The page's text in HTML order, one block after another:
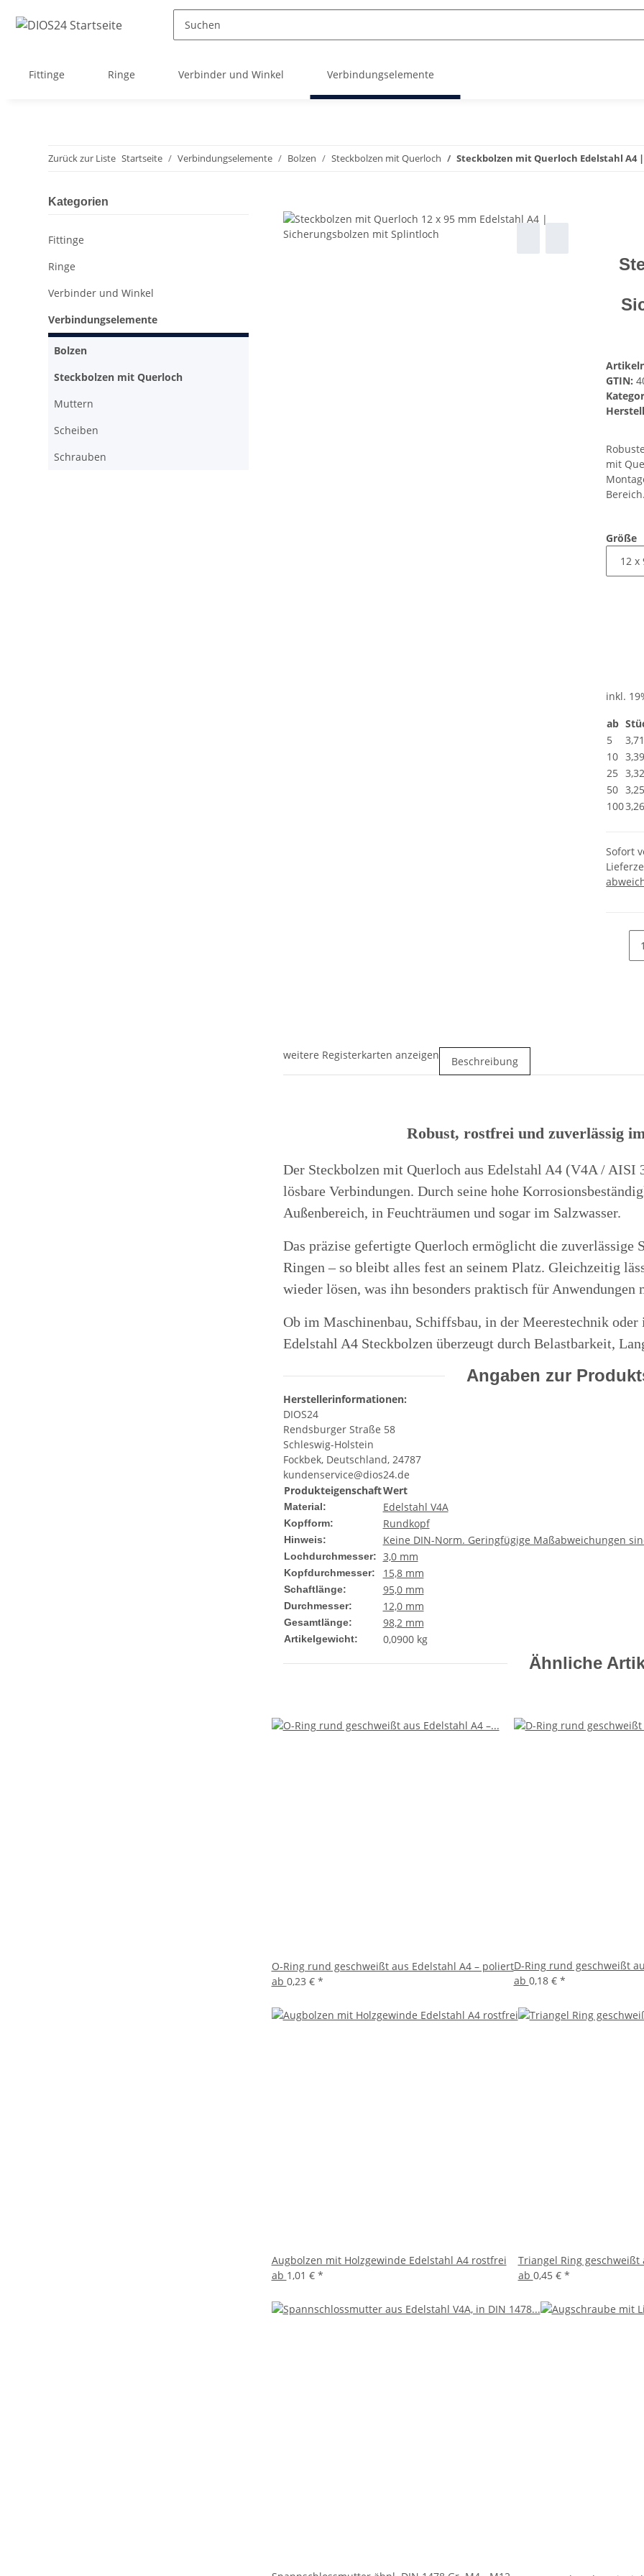
Fittinge Ringe Verbinder und Winkel Verbindungselemente
Zurück zur Liste Startseite Verbindungselemente Bolzen Steckbolzen mit Querloch Steckbolzen mit Querloch Edelstahl
GTIN:
mit
Größe
inkl.
ab
5
10
25
50
100
Sofort
weitere Registerkarten anzeigen Beschreibung
Robust, rostfrei und zuverlässig
Der Steckbolzen mit Querloch aus Edelstahl A4 (V4A / AISI
lösbare Verbindungen. Durch seine hohe
Außenbereich, in Feuchträumen und sogar im Salzwasser.
Das präzise gefertigte Querloch ermöglicht die zuverlässige
Ringen – so bleibt alles fest an seinem Platz. Gleichzeitig
wieder lösen, was ihn besonders praktisch für
Ob im Maschinenbau, Schiffsbau, in der Meerestechnik
Edelstahl A4 Steckbolzen überzeugt durch Belastbarkeit,
Angaben zur
Herstellerinformationen:
DIOS24
Rendsburger Straße 58
Schleswig-Holstein
Fockbek, Deutschland, 24787
kundenservice@dios24.de
ProdukteigenschaftWert
Material: Edelstahl V4A
Kopfform: Rundkopf
Hinweis: Keine DIN-Norm. Geringfügige Maßabweichungen
Lochdurchmesser: 3,0 mm
Kopfdurchmesser: 15,8 mm
Schaftlänge: 95,0 mm
Durchmesser: 12,0 mm
Gesamtlänge: 98,2 mm
Artikelgewicht: 0,0900 kg
Ähnliche
O-Ring rund geschweißt aus Edelstahl A4 – poliert
ab 0,23 € *
D-Ring rund geschweißt
ab 0,18 € *
Augbolzen mit Holzgewinde Edelstahl A4 rostfrei
ab 1,01 € *
Triangel Ring
ab 0,45 € *
Kategorien
Fittinge
Ringe
Verbinder und Winkel
Verbindungselemente
Bolzen
Steckbolzen mit Querloch
Muttern
Scheiben
Schrauben